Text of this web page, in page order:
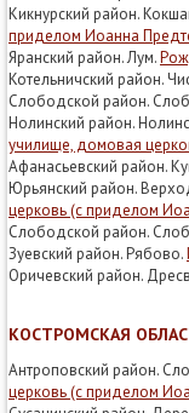
Кикнурский район.
приделом Иоанна
Яранский район. Лум.
Котельничский район.
Слободской район.
Нолинский район.
училище, домовая
Афанасьевский район.
Юрьянский район.
церковь (с приделом
Слободской район.
Зуевский район. Рябово.
Оричевский район.
КОСТРОМСКАЯ
Антроповский район.
церковь (с приделом